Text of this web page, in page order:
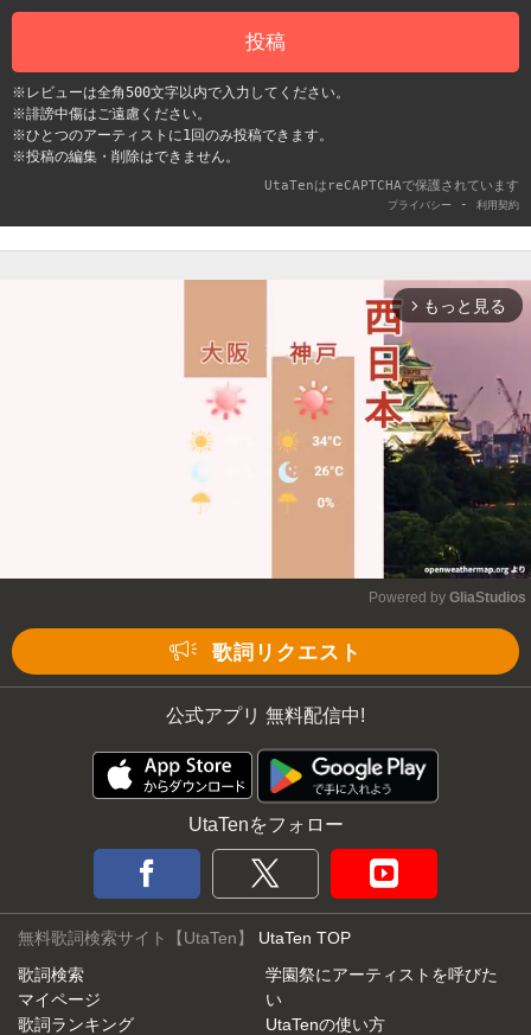
投稿
※レビューは全角500文字以内で入力してください。
※誹謗中傷はご遠慮ください。
※ひとつのアーティストに1回のみ投稿できます。
※投稿の編集・削除はできません。
UtaTenはreCAPTCHAで保護されています
プライバシー - 利用契約
arrow_forward_ios もっと見る
Powered by GliaStudios
歌詞リクエスト
公式アプリ 無料配信中!
UtaTenをフォロー
無料歌詞検索サイト【UtaTen】 UtaTen TOP
歌詞検索
マイページ
歌詞ランキング
学園祭にアーティストを呼びた
い
UtaTenの使い方